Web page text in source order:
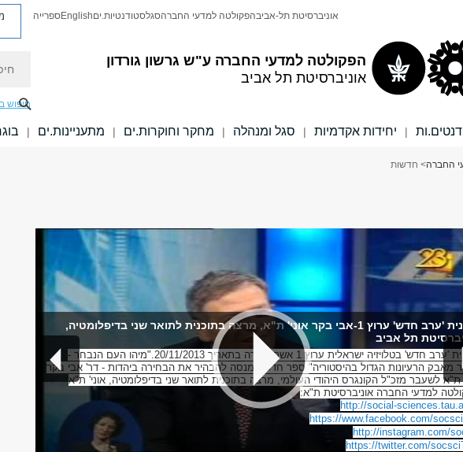
הפקולטה למדעי החברה ע"ש גרשון גורדון
אוניברסיטת תל אביב
אוניברסיטת תל-אביבהפקולטה למדעי החברהסגלסטודנטיות.יםEnglishספרייה
חיפוש
| יחידות אקדמיות | סגל ומנהלה | מחקר וחוקרות.ים | מתעניינות.ים |
החברה> חדשות
תוכנית 'ערב חדש' ערוץ 1-אבי בקר אוני' ת"א, מרצה בתוכנית לתואר שני בדיפלומטיה,
תל אביב
תוכנית 'ערב חדש' בטלויזיה ישראלית ערוץ 1 אשר שודרה בתאריך 20/11/2013."מיהו העם הנבחר -
מאבק הרעיונות הגדול בהיסטוריה" ספר חדש המנסה להבהיר את הבחירה ביהדות - דר' אבי בקר
ת"א לשעבר מזכ"ל הקונגרס היהודי העולמי, מרצה בתוכנית לתואר שני בדיפלומטיה, אוני' ת"א
למדעי החברה אוניברסיטת ת"א:
http://social-
https://www.facebook.com/
http://instagram.com/
https://twitter.com/